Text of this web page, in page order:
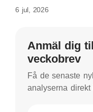
6 jul, 2026
Anmäl dig
veckobrev
Få de senaste
analyserna